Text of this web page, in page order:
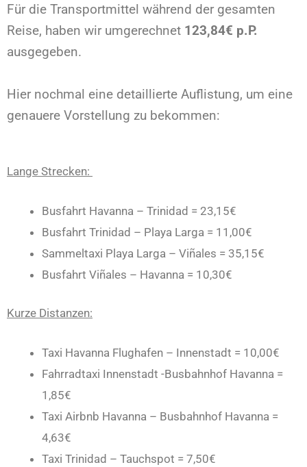
Für die Transportmittel während der gesamten
Reise, haben wir umgerechnet 123,84€ p.P.
ausgegeben.
Hier nochmal eine detaillierte Auflistung, um eine
genauere Vorstellung zu bekommen:
Lange Strecken:
Busfahrt Havanna – Trinidad = 23,15€
Busfahrt Trinidad – Playa Larga = 11,00€
Sammeltaxi Playa Larga – Viñales = 35,15€
Busfahrt Viñales – Havanna = 10,30€
Kurze Distanzen:
Taxi Havanna Flughafen – Innenstadt = 10,00€
Fahrradtaxi Innenstadt -Busbahnhof Havanna =
1,85€
Taxi Airbnb Havanna – Busbahnhof Havanna =
4,63€
Taxi Trinidad – Tauchspot = 7,50€